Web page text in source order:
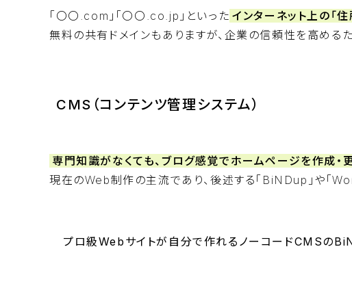
「〇〇.com」「〇〇.co.jp」といった インターネット上の「住
無料の共有ドメインもありますが、企業の信頼性を高める
CMS（コンテンツ管理システム）
専門知識がなくても、ブログ感覚でホームページを作成・
現在のWeb制作の主流であり、後述する「BiNDup」や「
プロ級Webサイトが自分で作れるノーコードCMSの